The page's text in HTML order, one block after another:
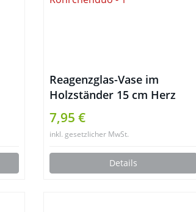
Reagenzglas-Vase im
Holzständer 15 cm Herz
Shabby Röhrchenduo
7,95 €
inkl. gesetzlicher MwSt.
Details